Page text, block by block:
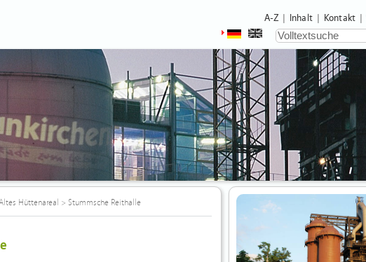
A-Z Inhalt Kontakt
Hüttenareal > Stummsche Reithalle